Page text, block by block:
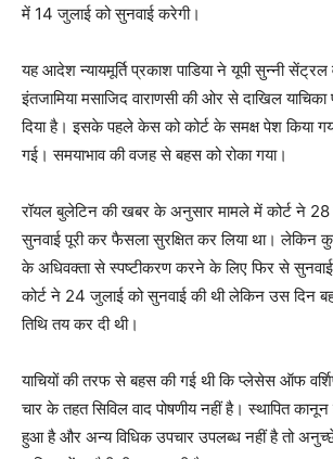
में 14 जुलाई को सुनवाई करेगी।
यह आदेश न्यायमूर्ति प्रकाश पाडिया ने यूपी सुन्नी
इंतजामिया मसाजिद वाराणसी की ओर से दाखिल
दिया है। इसके पहले केस को कोर्ट के समक्ष पेश किया
गई। समयाभाव की वजह से बहस को रोका गया।
रॉयल बुलेटिन की खबर के अनुसार मामले में कोर्ट ने 28
सुनवाई पूरी कर फैसला सुरक्षित कर लिया था। लेकिन
के अधिवक्ता से स्पष्टीकरण करने के लिए फिर से
कोर्ट ने 24 जुलाई को सुनवाई की थी लेकिन उस दिन
तिथि तय कर दी थी।
याचियों की तरफ से बहस की गई थी कि प्लेसेस ऑफ
चार के तहत सिविल वाद पोषणीय नहीं है। स्थापित
हुआ है और अन्य विधिक उपचार उपलब्ध नहीं है तो